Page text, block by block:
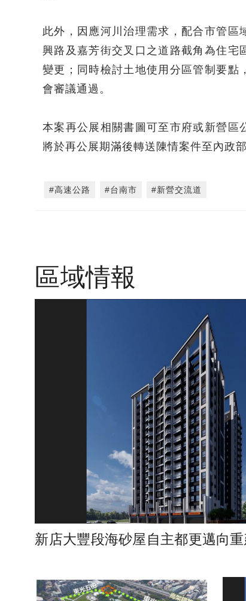
此外，因應河川治理需求，配合市管區
興路及嘉芳街交叉口之道路截角為住宅
變更；同時檢討土地使用分區管制要點
會審議通過。
本案再公展相關書圖可至市府或新營區
將於再公展期滿後轉送陳情案件至內政
#高速公路 #台南市 #新營交流道
區域情報
新店大豐段海砂屋自主都更邁向